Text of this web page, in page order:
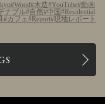
Wood 木造 YouTube 動画
ナブル 自然 中国
Residential
カフェ Report 現地レポート